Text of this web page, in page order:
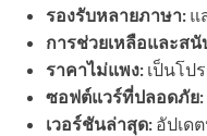
รองรับหลายภาษา: แ
การช่วยเหลือและส
ราคาไม่แพง: เป็นโป
ซอฟต์แวร์ที่ปลอดภัย:
เวอร์ชันล่าสุด: อัปเด